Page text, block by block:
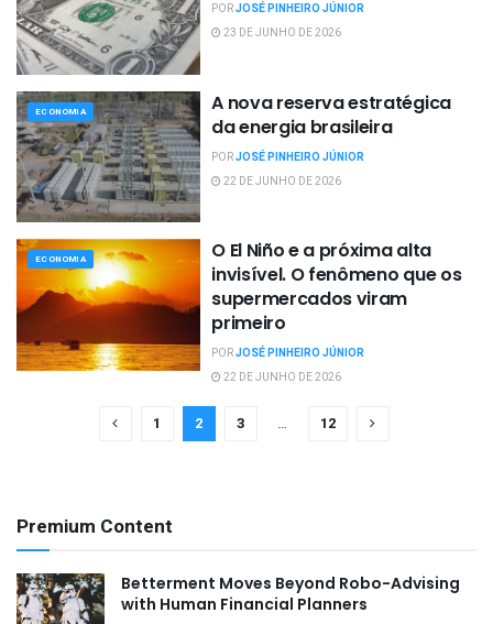
PORJOSÉ PINHEIRO JÚNIOR
23 DE JUNHO DE 2026
ECONOMIA
A nova reserva estratégica
da energia brasileira
PORJOSÉ PINHEIRO JÚNIOR
22 DE JUNHO DE 2026
ECONOMIA
O El Niño e a próxima alta
invisível. O fenômeno que os
supermercados viram
primeiro
PORJOSÉ PINHEIRO JÚNIOR
22 DE JUNHO DE 2026
1 2 3 … 12
Premium Content
Betterment Moves Beyond Robo-Advising
with Human Financial Planners